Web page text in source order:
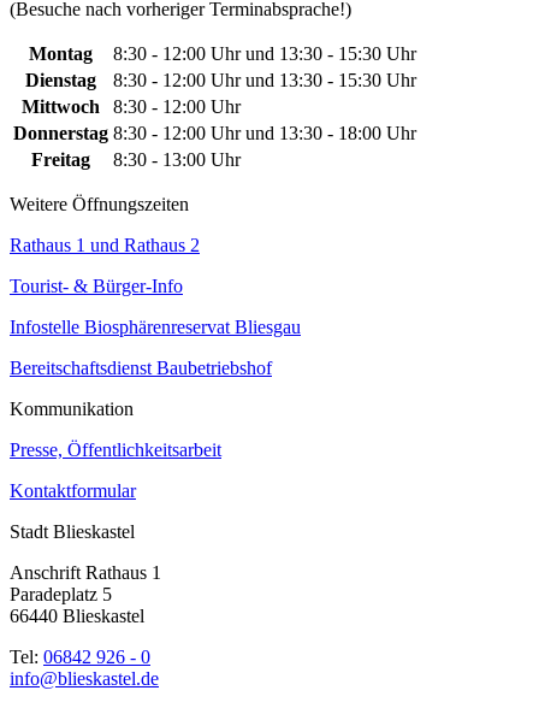
(Besuche nach vorheriger Terminabsprache!)
Montag
8:30 - 12:00 Uhr und 13:30 - 15:30 Uhr
Dienstag
8:30 - 12:00 Uhr und 13:30 - 15:30 Uhr
Mittwoch
8:30 - 12:00 Uhr
Donnerstag 8:30 - 12:00 Uhr und 13:30 - 18:00 Uhr
Freitag
8:30 - 13:00 Uhr
Weitere Öffnungszeiten
Rathaus 1 und Rathaus 2
Tourist- & Bürger-Info
Infostelle Biosphärenreservat Bliesgau
Bereitschaftsdienst Baubetriebshof
Kommunikation
Presse, Öffentlichkeitsarbeit
Kontaktformular
Stadt Blieskastel
Anschrift Rathaus 1
Paradeplatz 5
66440 Blieskastel
Tel: 06842 926 - 0
info@blieskastel.de